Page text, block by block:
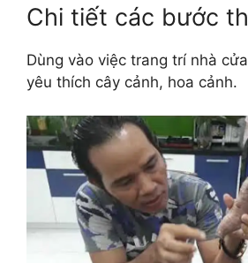
Chi tiết các bước
Dùng vào việc trang trí nhà
yêu thích cây cảnh, hoa cảnh.